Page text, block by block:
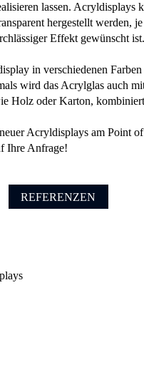
lassen. Acryldisplays
hergestellt werden, je
Effekt gewünscht ist.
in verschiedenen Farben
wird das Acrylglas auch
Holz oder Karton,
Acryldisplays am Point
Ihre Anfrage!
REFERENZEN